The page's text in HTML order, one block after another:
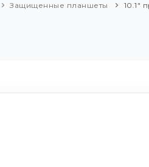
Защищенные планшеты 10.1"